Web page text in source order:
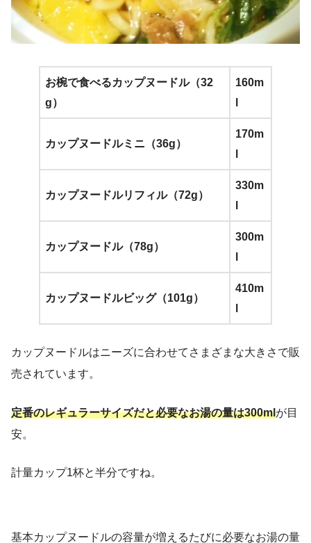
お椀で食べるカップヌードル（32
g）
160m
l
カップヌードルミニ（36g）
170m
l
カップヌードルリフィル（72g）
330m
l
カップヌードル（78g）
300m
l
カップヌードルビッグ（101g）
410m
l
カップヌードルはニーズに合わせてさまざまな大きさで販
売されています。
定番のレギュラーサイズだと必要なお湯の量は300mlが目
安。
計量カップ1杯と半分ですね。
基本カップヌードルの容量が増えるたびに必要なお湯の量